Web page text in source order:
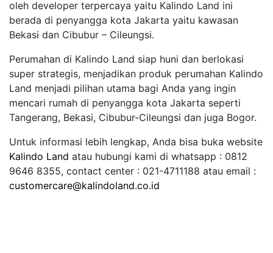
oleh developer terpercaya yaitu Kalindo Land ini
berada di penyangga kota Jakarta yaitu kawasan
Bekasi dan Cibubur – Cileungsi.
Perumahan di Kalindo Land siap huni dan berlokasi
super strategis, menjadikan produk perumahan Kalindo
Land menjadi pilihan utama bagi Anda yang ingin
mencari rumah di penyangga kota Jakarta seperti
Tangerang, Bekasi, Cibubur-Cileungsi dan juga Bogor.
Untuk informasi lebih lengkap, Anda bisa buka website
Kalindo Land atau hubungi kami di whatsapp : 0812
9646 8355, contact center : 021-4711188 atau email :
customercare@kalindoland.co.id